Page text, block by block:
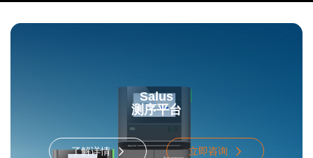
Salus
测序平台
了解详情 立即咨询